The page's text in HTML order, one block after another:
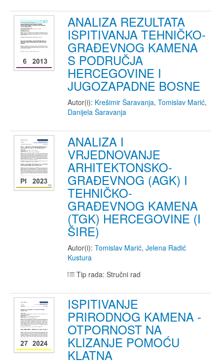
ANALIZA REZULTATA
ISPITIVANJA TEHNIČKO-
GRAĐEVNOG KAMENA
S PODRUČJA
HERCEGOVINE I
JUGOZAPADNE BOSNE
Autor(i): Krešimir Šaravanja, Tomislav Marić,
Danijela Šaravanja
ANALIZA I
VRJEDNOVANJE
ARHITEKTONSKO-
GRAĐEVNOG (AGK) I
TEHNIČKO-
GRAĐEVNOG KAMENA
(TGK) HERCEGOVINE (I
ŠIRE)
Autor(i): Tomislav Marić, Jelena Radić
Kustura
Tip rada: Stručni rad
ISPITIVANJE
PRIRODNOG KAMENA -
OTPORNOST NA
KLIZANJE POMOĆU
KLATNA